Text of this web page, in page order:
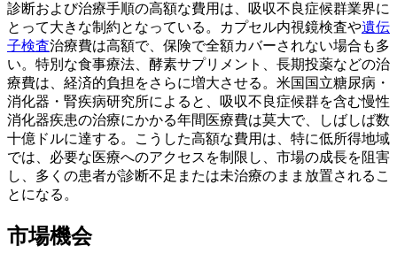
診断および治療手順の高額な費用は、吸収不良症候群業界に
とって大きな制約となっている。カプセル内視鏡検査や遺伝
子検査治療費は高額で、保険で全額カバーされない場合も多
い。特別な食事療法、酵素サプリメント、長期投薬などの治
療費は、経済的負担をさらに増大させる。米国国立糖尿病・
消化器・腎疾病研究所によると、吸収不良症候群を含む慢性
消化器疾患の治療にかかる年間医療費は莫大で、しばしば数
十億ドルに達する。こうした高額な費用は、特に低所得地域
では、必要な医療へのアクセスを制限し、市場の成長を阻害
し、多くの患者が診断不足または未治療のまま放置されるこ
とになる。
市場機会